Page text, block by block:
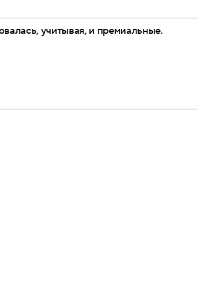
учитывая, и премиальные.